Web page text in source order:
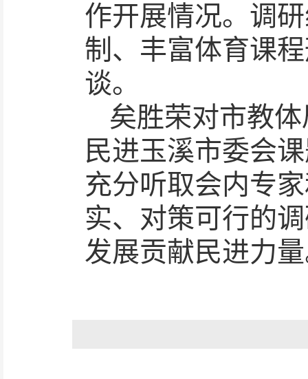
作开展情况。调
制、丰富体育课
谈。
矣胜荣对市教
民进玉溪市委会
充分听取会内专
实、对策可行的
发展贡献民进力